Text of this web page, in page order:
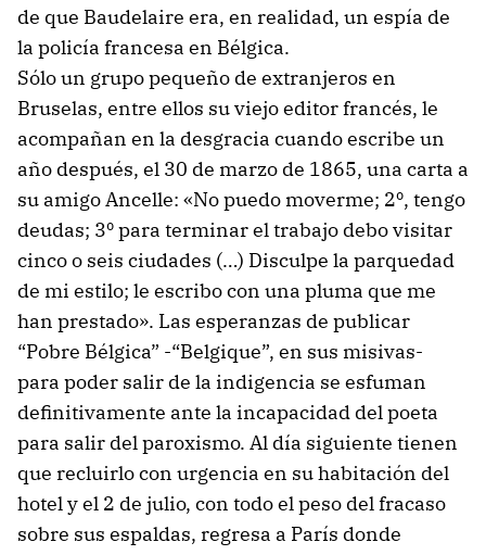
de que Baudelaire era, en realidad, un espía de
la policía francesa en Bélgica.
Sólo un grupo pequeño de extranjeros en
Bruselas, entre ellos su viejo editor francés, le
acompañan en la desgracia cuando escribe un
año después, el 30 de marzo de 1865, una carta a
su amigo Ancelle: «No puedo moverme; 2º, tengo
deudas; 3º para terminar el trabajo debo visitar
cinco o seis ciudades (…) Disculpe la parquedad
de mi estilo; le escribo con una pluma que me
han prestado». Las esperanzas de publicar
“Pobre Bélgica” -“Belgique”, en sus misivas-
para poder salir de la indigencia se esfuman
definitivamente ante la incapacidad del poeta
para salir del paroxismo. Al día siguiente tienen
que recluirlo con urgencia en su habitación del
hotel y el 2 de julio, con todo el peso del fracaso
sobre sus espaldas, regresa a París donde